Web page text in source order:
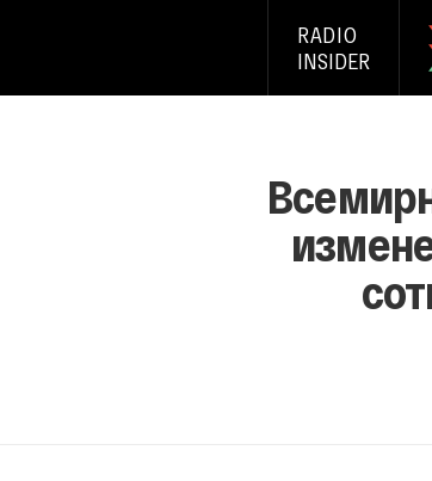
RADIO
INSIDER